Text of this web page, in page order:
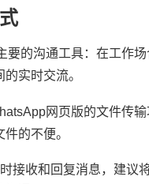
要的沟通工具：在工作
实时交流。
网页版的文件传
的不便。
接收和回复消息，建议